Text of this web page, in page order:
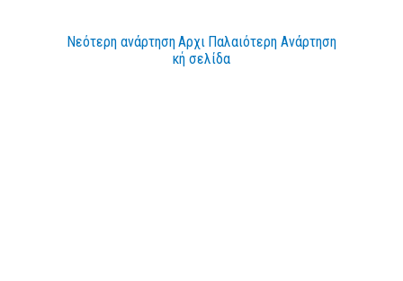
Νεότερη ανάρτηση Παλαιότερη Ανάρτηση
Αρχι
κή σελίδα